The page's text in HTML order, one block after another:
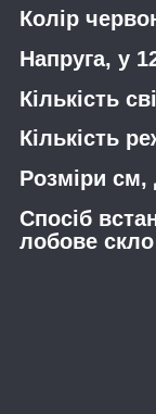
Колір
Напруга, у
Кількість
Кількість
Розміри
Спосіб
лобове